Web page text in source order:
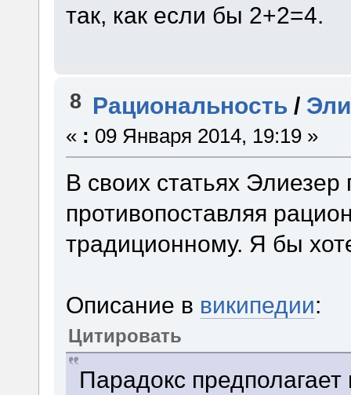
так, как если бы 2+2=4.
8 Рациональность /
« : 09 Января 2014, 19:19 »
В своих статьях
противопоставляя
традиционному. Я бы
Описание в википедии:
Цитировать
Парадокс